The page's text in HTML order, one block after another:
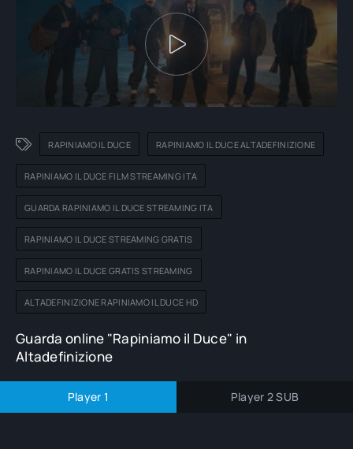
rapinare il Duce.
RAPINIAMO IL DUCE RAPINIAMO IL DUCE ALTADEFINIZIONE
RAPINIAMO IL DUCE FILM STREAMING ITA
GUARDA RAPINIAMO IL DUCE STREAMING ITA
RAPINIAMO IL DUCE STREAMING GRATIS
RAPINIAMO IL DUCE GRATIS STREAMING
ALTADEFINIZIONE RAPINIAMO IL DUCE HD
Guarda online "Rapiniamo il Duce" in
Altadefinizione
Player 1 Player 2 SUB